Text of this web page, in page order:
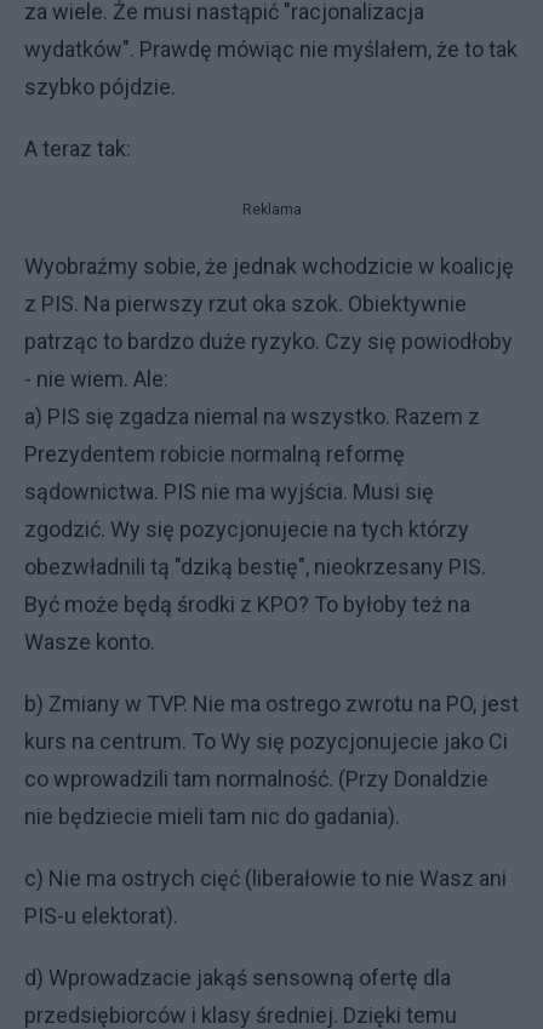
za wiele. Że musi nastąpić "racjonalizacja
wydatków". Prawdę mówiąc nie myślałem, że to tak
szybko pójdzie.
A teraz tak:
Reklama
Wyobraźmy sobie, że jednak wchodzicie w koalicję
z PIS. Na pierwszy rzut oka szok. Obiektywnie
patrząc to bardzo duże ryzyko. Czy się powiodłoby
- nie wiem. Ale:
a) PIS się zgadza niemal na wszystko. Razem z
Prezydentem robicie normalną reformę
sądownictwa. PIS nie ma wyjścia. Musi się
zgodzić. Wy się pozycjonujecie na tych którzy
obezwładnili tą "dziką bestię", nieokrzesany PIS.
Być może będą środki z KPO? To byłoby też na
Wasze konto.
b) Zmiany w TVP. Nie ma ostrego zwrotu na PO, jest
kurs na centrum. To Wy się pozycjonujecie jako Ci
co wprowadzili tam normalność. (Przy Donaldzie
nie będziecie mieli tam nic do gadania).
c) Nie ma ostrych cięć (liberałowie to nie Wasz ani
PIS-u elektorat).
d) Wprowadzacie jakąś sensowną ofertę dla
przedsiębiorców i klasy średniej. Dzięki temu